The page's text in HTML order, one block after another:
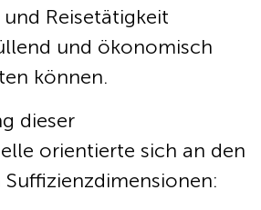
Reisetätigkeit
und ökonomisch
können.
dieser
orientierte sich an den